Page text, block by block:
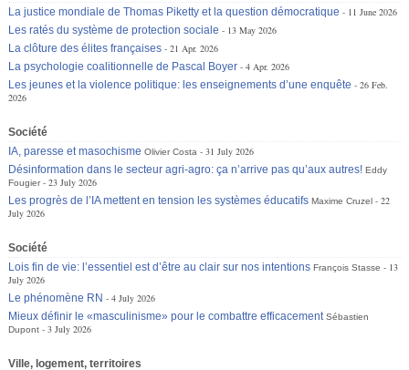
La justice mondiale de Thomas Piketty et la question démocratique
11 June 2026
Les ratés du système de protection sociale
13 May 2026
La clôture des élites françaises
21 Apr. 2026
La psychologie coalitionnelle de Pascal Boyer
4 Apr. 2026
Les jeunes et la violence politique: les enseignements d’une enquête
26 Feb.
2026
Société
IA, paresse et masochisme Olivier Costa
31 July 2026
Désinformation dans le secteur agri-agro: ça n’arrive pas qu’aux autres! Eddy
Fougier
23 July 2026
Les progrès de l’IA mettent en tension les systèmes éducatifs Maxime Cruzel
22
July 2026
Société
Lois fin de vie: l’essentiel est d’être au clair sur nos intentions François Stasse
13
July 2026
Le phénomène RN
4 July 2026
Mieux définir le «masculinisme» pour le combattre efficacement Sébastien
Dupont
3 July 2026
Ville, logement, territoires